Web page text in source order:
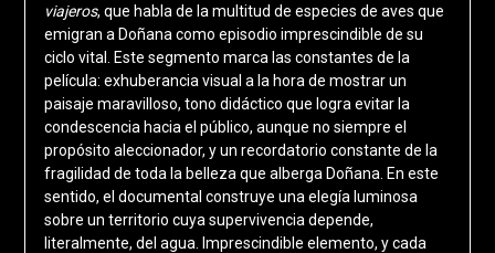
viajeros, que habla de la multitud de especies de aves que
emigran a Doñana como episodio imprescindible de su
ciclo vital. Este segmento marca las constantes de la
película: exhuberancia visual a la hora de mostrar un
paisaje maravilloso, tono didáctico que logra evitar la
condescencia hacia el público, aunque no siempre el
propósito aleccionador, y un recordatorio constante de la
fragilidad de toda la belleza que alberga Doñana. En este
sentido, el documental construye una elegía luminosa
sobre un territorio cuya supervivencia depende,
literalmente, del agua. Imprescindible elemento, y cada